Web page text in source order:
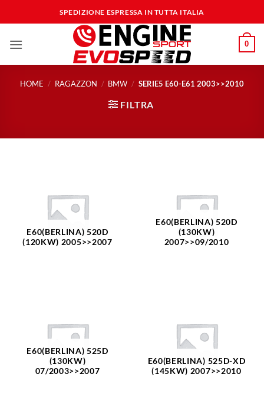
ai
SPEDIZIONE ESPRESSA IN TUTTA ITALIA
0
HOME / RAGAZZON / BMW / SERIE5 E60-E61 2003>>2010
FILTRA
E60(BERLINA) 520D
(120KW) 2005>>2007
E60(BERLINA) 520D
(130KW)
2007>>09/2010
E60(BERLINA) 525D
(130KW)
07/2003>>2007
E60(BERLINA) 525D-XD
(145KW) 2007>>2010